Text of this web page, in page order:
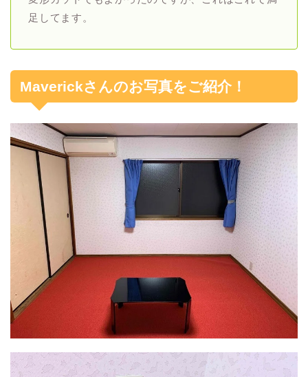
足してます。
Maverickさんのお写真をご紹介！